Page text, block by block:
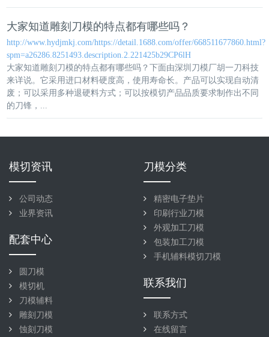
大家知道雕刻刀模的特点都有哪些吗？
http://www.hydjmkj.com/https://detail.1688.com/offer/668511677860.html?
spm=a26286.8251493.description.2.221425b29CP6lH
大家知道雕刻刀模的特点都有哪些吗？下面由深圳刀模厂胡一刀科技
来详说。它采用进口材料硬度高，使用寿命长。产品可以实现自动清
废；可以采用多种退硬料方式；可以按模切产品品质要求制作出不同
的刀锋，...
模切资讯
公司动态
业界资讯
刀模分类
精密电子垫片
印刷行业刀模
外观加工刀模
包装加工刀模
手机辅料模切刀模
配套中心
圆刀模
模切机
刀模辅料
雕刻刀模
蚀刻刀模
联系我们
联系方式
在线留言